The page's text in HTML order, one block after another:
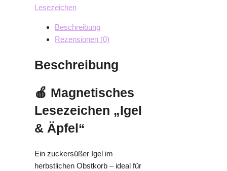
Lesezeichen
Beschreibung
Rezensionen (0)
Beschreibung
🍎 Magnetisches
Lesezeichen „Igel
& Äpfel“
Ein zuckersüßer Igel im
herbstlichen Obstkorb – ideal für